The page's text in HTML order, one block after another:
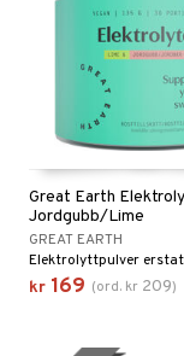
Great Earth
Jordgubb/Lime
GREAT EARTH
kr 169 (ord. kr 209)